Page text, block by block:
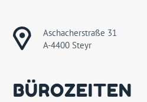
Aschacherstraße 31
A-4400 Steyr
BÜROZEITEN